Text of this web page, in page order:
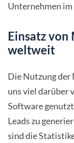
Unternehmen
Einsatz
weltweit
Die Nutzung
uns viel darüber
Software
Leads zu
sind die